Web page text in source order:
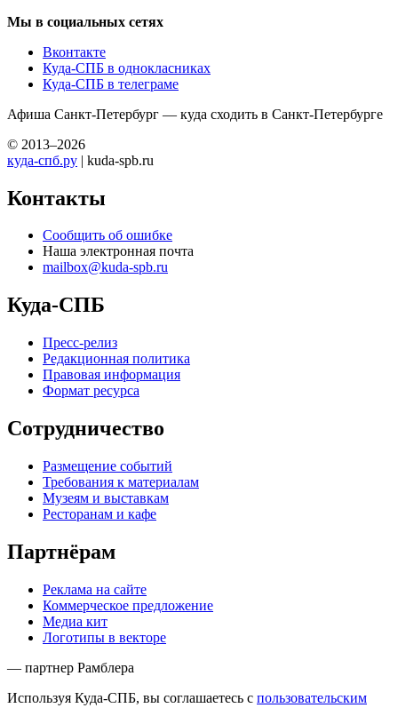
Мы в социальных сетях
Вконтакте
Куда-СПБ в однокласниках
Куда-СПБ в телеграме
Афиша Санкт-Петербург — куда сходить в Санкт-Петербурге
© 2013–2026
куда-спб.ру | kuda-spb.ru
Контакты
Сообщить об ошибке
Наша электронная почта
mailbox@kuda-spb.ru
Куда-СПБ
Пресс-релиз
Редакционная политика
Правовая информация
Формат ресурса
Сотрудничество
Размещение событий
Требования к материалам
Музеям и выставкам
Ресторанам и кафе
Партнёрам
Реклама на сайте
Коммерческое предложение
Медиа кит
Логотипы в векторе
— партнер Рамблера
Используя Куда-СПБ, вы соглашаетесь с пользовательским